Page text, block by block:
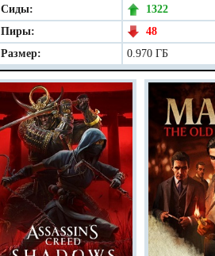
Сиды:
1322
Пиры:
48
Размер:
0.970 ГБ